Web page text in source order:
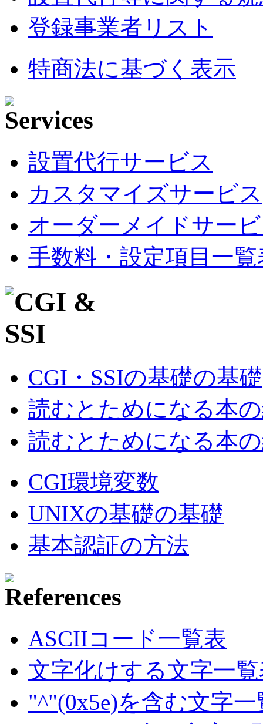
登録事業者リスト
特商法に基づく表示
設置代行サービス
カスタマイズサービス
オーダーメイドサー
手数料・設定項目一覧
CGI・SSIの基礎の基礎
読むとためになる本
読むとためになる本
CGI環境変数
UNIXの基礎の基礎
基本認証の方法
ASCIIコード一覧表
文字化けする文字一
"^"(0x5e)を含む文字一